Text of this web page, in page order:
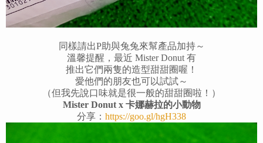
同樣請出P助與兔兔來幫產品加持～
溫馨提醒，最近 Mister Donut 有
推出它們兩隻的造型甜甜圈喔！
愛他們的朋友也可以試試～
（但我先說口味就是很一般的甜甜圈啦！）
Mister Donut x 卡娜赫拉的小動物
分享： https://goo.gl/hgH338